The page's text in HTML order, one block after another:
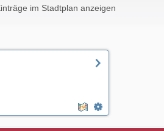
im Stadtplan anzeigen